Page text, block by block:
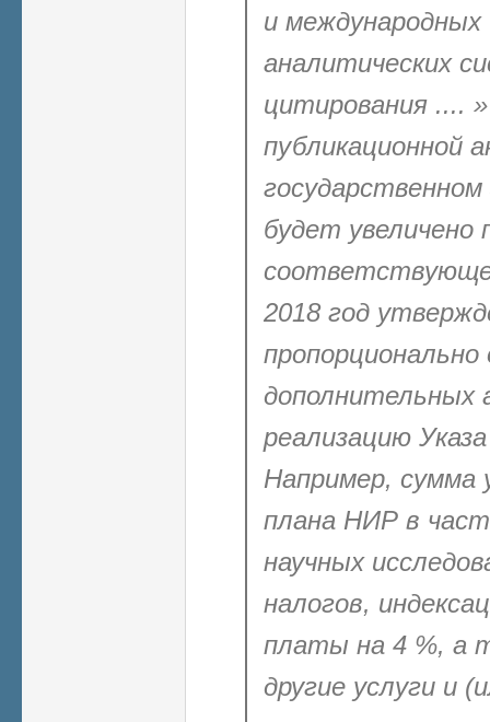
и международных
аналитических
цитирования ....
публикационной
государственном
будет
2018 год
дополнительных
реализацию
Например, сумма
плана НИР в
научных
налогов,
платы на 4 %, а
другие услуги и